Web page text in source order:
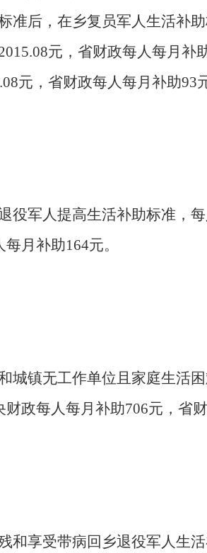
准后，在乡复员军人生活补
元，省财政每人每月
元，省财政每人每月补助
役军人提高生活补助标准，
月补助164元。
城镇无工作单位且家庭生活
政每人每月补助706元，省
和享受带病回乡退役军人生